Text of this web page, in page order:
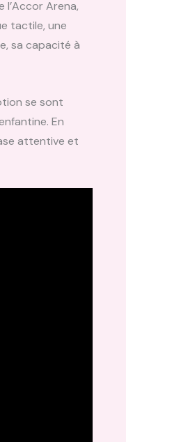
l’Accor Arena,
tactile, une
sa capacité à
se sont
En
attentive et